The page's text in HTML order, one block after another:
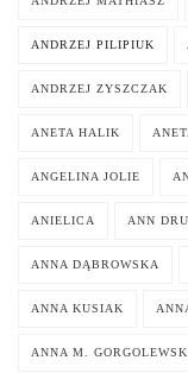
ANDRZEJ PILIPIUK
ANDRZEJ ZYSZCZAK
ANETA HALIK
ANGELINA JOLIE
ANIELICA ANN
ANNA DĄBROWSKA
ANNA KUSIAK
ANNA M.